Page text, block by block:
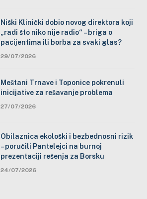
Niški Klinički dobio novog direktora koji
„radi što niko nije radio“ – briga o
pacijentima ili borba za svaki glas?
29/07/2026
Meštani Trnave i Toponice pokrenuli
inicijative za rešavanje problema
27/07/2026
Obilaznica ekološki i bezbednosni rizik
– poručili Pantelejci na burnoj
prezentaciji rešenja za Borsku
24/07/2026